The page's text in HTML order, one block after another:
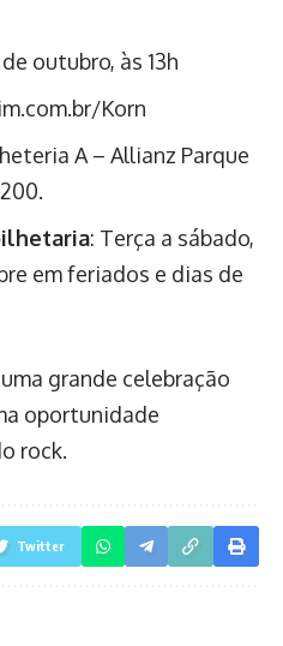
de outubro, às 13h
Korn
A – Allianz Parque
: Terça a sábado,
em feriados e dias de
grande celebração
oportunidade
rock.
Twitter